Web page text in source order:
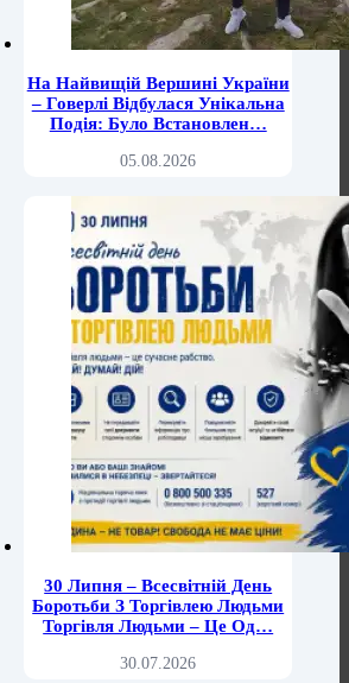
На Найвищій Вершині України
– Говерлі Відбулася Унікальна
Подія: Було Встановлен…
05.08.2026
30 Липня – Всесвітній День
Боротьби З Торгівлею Людьми
Торгівля Людьми – Це Од…
30.07.2026